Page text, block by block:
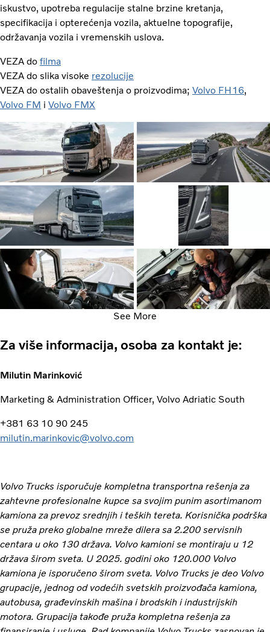
iskustvo, upotreba regulacije stalne brzine kretanja,
specifikacija i opterećenja vozila, aktuelne topografije,
održavanja vozila i vremenskih uslova.
VEZA do filma
VEZA do slika visoke rezolucije
VEZA do ostalih obaveštenja o proizvodima; Volvo FH16,
Volvo FM i Volvo FMX
See More
Za više informacija, osoba za kontakt je:
Milutin Marinković
Marketing & Administration Officer, Volvo Adriatic South
+381 63 10 90 245
milutin.marinkovic@volvo.com
Volvo Trucks isporučuje kompletna transportna rešenja za
zahtevne profesionalne kupce sa svojim punim asortimanom
kamiona za prevoz srednjih i teških tereta. Korisnička podrška
se pruža preko globalne mreže dilera sa 2.200 servisnih
centara u oko 130 država. Volvo kamioni se montiraju u 12
država širom sveta. U 2025. godini oko 120.000 Volvo
kamiona je isporučeno širom sveta. Volvo Trucks je deo Volvo
grupacije, jednog od vodećih svetskih proizvođača kamiona,
autobusa, građevinskih mašina i brodskih i industrijskih
motora. Grupacija takođe pruža kompletna rešenja za